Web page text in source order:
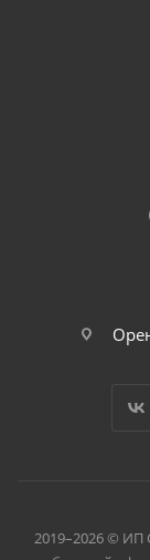
2019–2026 © ИП